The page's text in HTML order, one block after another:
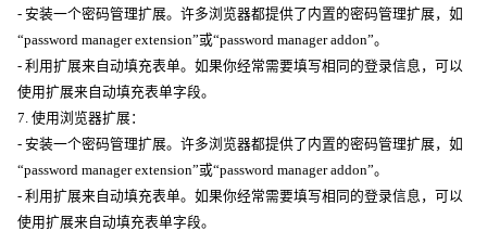
- 安装一个密码管理扩展。许多浏览器都提供了内置的密码管理扩展，如
“password manager extension”或“password manager addon”。
- 利用扩展来自动填充表单。如果你经常需要填写相同的登录信息，可以
使用扩展来自动填充表单字段。
7. 使用浏览器扩展：
- 安装一个密码管理扩展。许多浏览器都提供了内置的密码管理扩展，如
“password manager extension”或“password manager addon”。
- 利用扩展来自动填充表单。如果你经常需要填写相同的登录信息，可以
使用扩展来自动填充表单字段。